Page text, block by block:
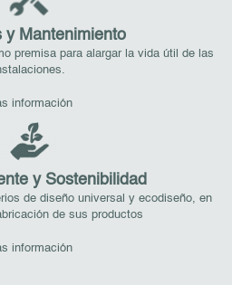
y Mantenimiento
premisa para alargar la vida útil de las
información
y Sostenibilidad
de diseño universal y ecodiseño, en
de sus productos
información